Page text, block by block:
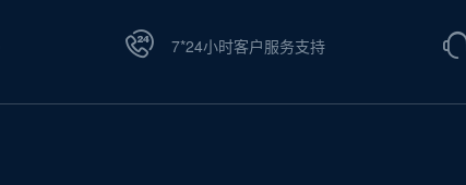
7*24小时客户服务支持